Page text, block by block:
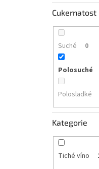
Cukernatost
Suché 0
Polosuché
Polosladké
Kategorie
Tiché víno